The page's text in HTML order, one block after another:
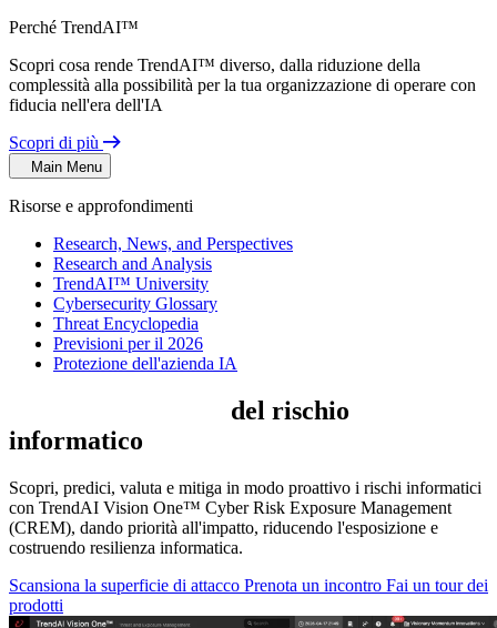
Perché TrendAI™
Scopri cosa rende TrendAI™ diverso, dalla riduzione della
complessità alla possibilità per la tua organizzazione di operare con
fiducia nell'era dell'IA
Scopri di più
Main Menu
Risorse e approfondimenti
Research, News, and Perspectives
Research and Analysis
TrendAI™ University
Cybersecurity Glossary
Threat Encyclopedia
Previsioni per il 2026
Protezione dell'azienda IA
del rischio
informatico
Scopri, predici, valuta e mitiga in modo proattivo i rischi informatici
con TrendAI Vision One™ Cyber Risk Exposure Management
(CREM), dando priorità all'impatto, riducendo l'esposizione e
costruendo resilienza informatica.
Scansiona la superficie di attacco Prenota un incontro Fai un tour dei
prodotti